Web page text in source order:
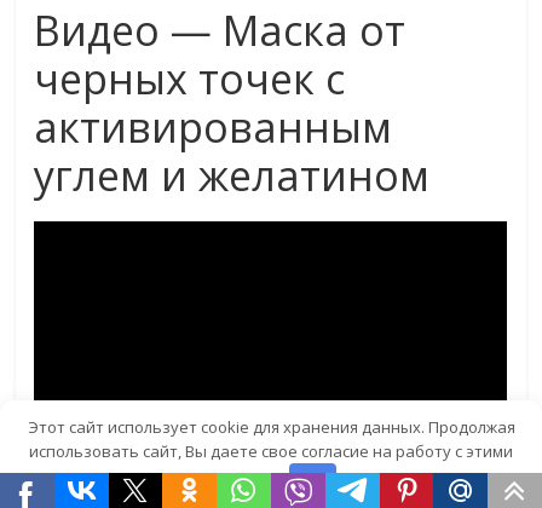
Видео — Маска от
черных точек с
активированным
углем и желатином
Этот сайт использует cookie для хранения данных. Продолжая
использовать сайт, Вы даете свое согласие на работу с этими
файлами.
OK